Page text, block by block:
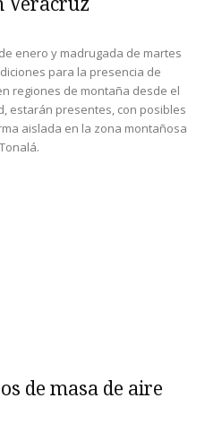
enero y madrugada de martes
para la presencia de
regiones de montaña desde el
estarán presentes, con posibles
aislada en la zona montañosa
de masa de aire